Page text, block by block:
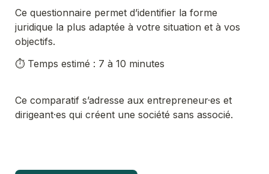
Ce questionnaire permet d’identifier la forme
juridique la plus adaptée à votre situation et à vos
objectifs.
⏱ Temps estimé : 7 à 10 minutes
Ce comparatif s’adresse aux entrepreneur·es et
dirigeant·es qui créent une société sans associé.